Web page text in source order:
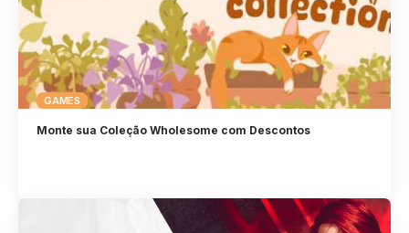
GAMES
Monte sua Coleção Wholesome com Descontos